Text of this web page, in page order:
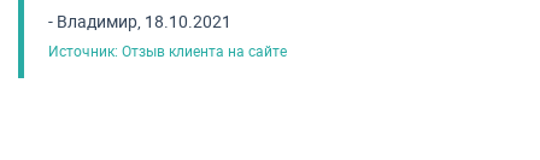
- Владимир, 18.10.2021
Источник: Отзыв клиента на сайте